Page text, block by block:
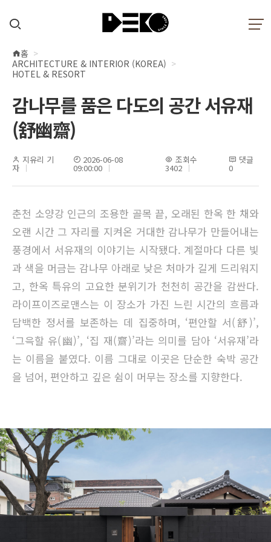
현
재
치
홈
ARCHITECTURE & INTERIOR (KOREA)
HOTEL & RESORT
감나무를 품은 다도의 공간 서유재
(舒幽齋)
지유리 기
자
2026-06-08
09:00:00
조회수
3402
댓글
0
춘천 소양강 인근의 조용한 골목 끝, 오래된 한옥 한 채와
오랜 시간 그 자리를 지켜온 거대한 감나무가 만들어내는
풍경에서 서유재의 이야기는 시작됐다. 계절마다 다른 빛
과 색을 머금는 감나무 아래로 낮은 처마가 길게 드리워지
고, 한옥 특유의 고요한 분위기가 천천히 공간을 감싼다.
라이프이즈로맨스는 이 장소가 가진 느린 시간의 흐름과
담백한 정서를 보존하는 데 집중하며, ‘편안할 서(舒)’,
‘그윽할 유(幽)’, ‘집 재(齋)’라는 의미를 담아 ‘서유재’라
는 이름을 붙였다. 이름 그대로 이곳은 단순한 숙박 공간
을 넘어, 편안하고 깊은 쉼이 머무는 장소를 지향한다.